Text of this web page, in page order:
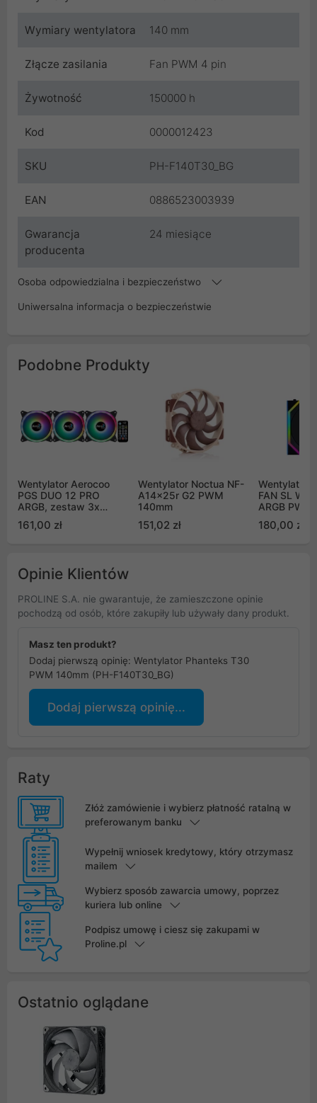
Wymiary wentylatora 140 mm
Złącze zasilania Fan PWM 4 pin
Żywotność 150000 h
Kod 0000012423
SKU PH-F140T30_BG
EAN 0886523003939
Gwarancja
producenta
24 miesiące
Osoba odpowiedzialna i bezpieczeństwo
Uniwersalna informacja o bezpieczeństwie
Podobne Produkty
Wentylator Aerocoo
PGS DUO 12 PRO
ARGB, zestaw 3x
161,00 zł
Wentylator Noctua NF-
A14x25r G2 PWM
140mm
151,02 zł
Wentylator
FAN SL
ARGB
180,00 zł
Opinie Klientów
PROLINE S.A. nie gwarantuje, że zamieszczone opinie
pochodzą od osób, które zakupiły lub używały dany produkt.
Masz ten produkt?
Dodaj pierwszą opinię: Wentylator Phanteks T30
PWM 140mm (PH-F140T30_BG)
Dodaj pierwszą opinię...
Raty
Złóż zamówienie i wybierz płatność ratalną w
preferowanym banku
Wypełnij wniosek kredytowy, który otrzymasz
mailem
Wybierz sposób zawarcia umowy, poprzez
kuriera lub online
Podpisz umowę i ciesz się zakupami w
Proline.pl
Ostatnio oglądane